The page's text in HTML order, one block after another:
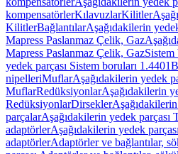
kompensatörlerKılavuzlarKilitler
KilitlerBağlantılarAşağıdakilerin
Mapress Paslanmaz Çelik, Gaz
Mapress Paslanmaz Çelik, GazSistem
yedek parçası Sistem boruları 1.4401
nipelleriMuflarAşağıdakilerin yedek
MuflarRedüksiyonlarAşağıdakilerin
RedüksiyonlarDirsekler
parçalarAşağıdakilerin yedek parçası
adaptörlerAşağıdakilerin yedek
adaptörlerAdaptörler ve bağlantılar,